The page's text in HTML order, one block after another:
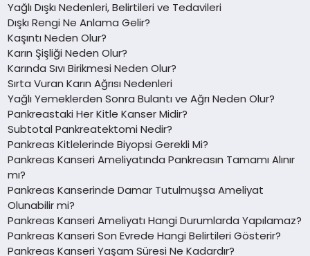
Yağlı Dışkı Nedenleri, Belirtileri ve Tedavileri
Dışkı Rengi Ne Anlama Gelir?
Kaşıntı Neden Olur?
Karın Şişliği Neden Olur?
Karında Sıvı Birikmesi Neden Olur?
Sırta Vuran Karın Ağrısı Nedenleri
Yağlı Yemeklerden Sonra Bulantı ve Ağrı Neden Olur?
Pankreastaki Her Kitle Kanser Midir?
Subtotal Pankreatektomi Nedir?
Pankreas Kitlelerinde Biyopsi Gerekli Mi?
Pankreas Kanseri Ameliyatında Pankreasın Tamamı Alınır
mı?
Pankreas Kanserinde Damar Tutulmuşsa Ameliyat
Olunabilir mi?
Pankreas Kanseri Ameliyatı Hangi Durumlarda Yapılamaz?
Pankreas Kanseri Son Evrede Hangi Belirtileri Gösterir?
Pankreas Kanseri Yaşam Süresi Ne Kadardır?